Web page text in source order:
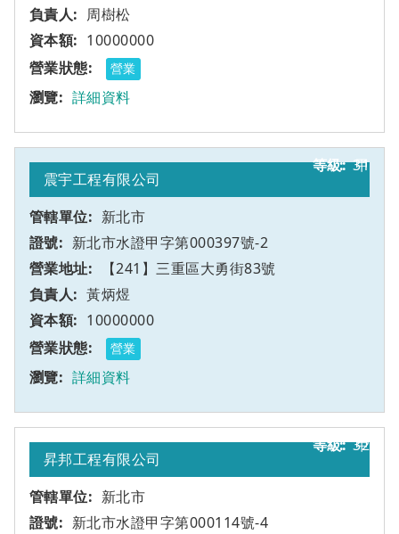
周樹松
10000000
營業
詳細資料
31
震宇工程有限公司
新北市
新北市水證甲字第000397號-2
【241】三重區大勇街83號
甲
黃炳煜
10000000
營業
詳細資料
32
昇邦工程有限公司
新北市
新北市水證甲字第000114號-4
甲